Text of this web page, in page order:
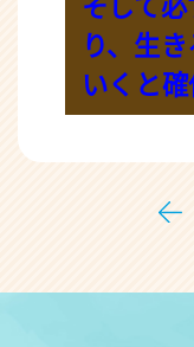
り、生
いくと確